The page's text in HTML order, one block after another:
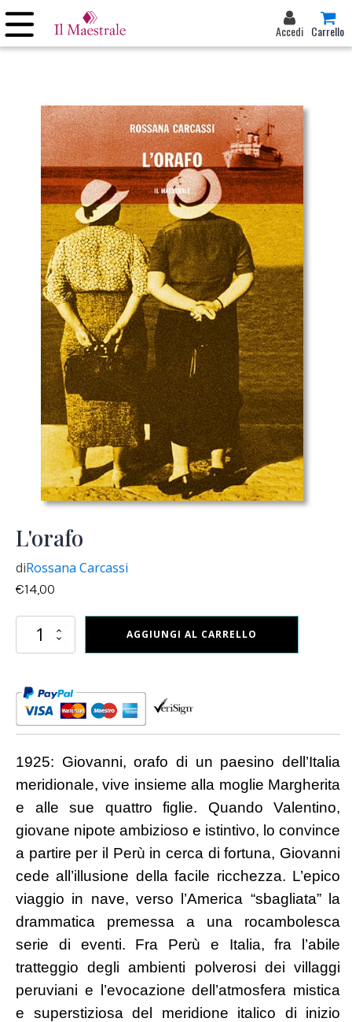
Accedi Carrello
L'orafo
diRossana Carcassi
€14,00
L'orafo
quantità
AGGIUNGI AL CARRELLO
1925: Giovanni, orafo di un paesino dell’Italia
meridionale, vive insieme alla moglie Margherita
e alle sue quattro figlie. Quando Valentino,
giovane nipote ambizioso e istintivo, lo convince
a partire per il Perù in cerca di fortuna, Giovanni
cede all’illusione della facile ricchezza. L’epico
viaggio in nave, verso l’America “sbagliata” la
drammatica premessa a una rocambolesca
serie di eventi. Fra Perù e Italia, fra l’abile
tratteggio degli ambienti polverosi dei villaggi
peruviani e l’evocazione dell’atmosfera mistica
e superstiziosa del meridione italico di inizio